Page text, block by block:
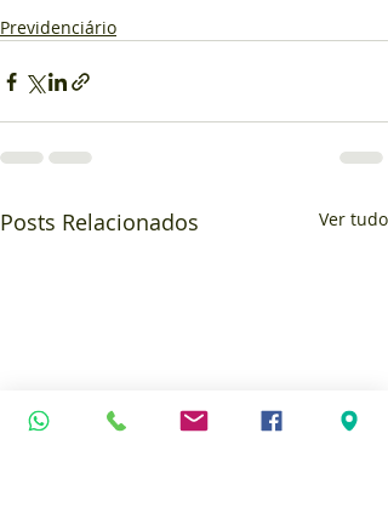
Previdenciário
Posts Relacionados Ver tudo